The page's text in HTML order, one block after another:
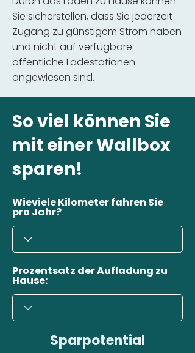
Sie sicherstellen, dass Sie jederzeit
Zugang zu günstigem Strom haben
und nicht auf verfügbare
öffentliche Ladestationen
angewiesen sind.
So viel können Sie
mit einer Wallbox
sparen!
Wieviele Kilometer fahren Sie
pro Jahr?
Prozentsatz der Aufladung zu
Hause:
Sparpotential